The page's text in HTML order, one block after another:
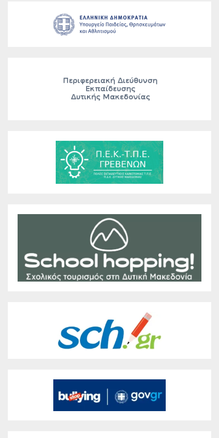
αξιολογικούς πίνακες Β΄ των
Προκηρύξεων του Α.Σ.Ε.Π.
εγγεγραμμένων στους τελικούς
αξιολογικούς πίνακες κατάταξης
Α΄ των Προκηρύξεων του Α.Σ.Ε.Π.